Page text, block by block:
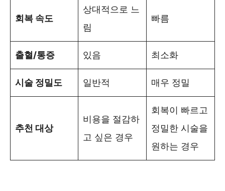
회복 속도
상대적으로 느
림
빠름
출혈/통증 있음 최소화
시술 정밀도 일반적 매우 정밀
추천 대상
비용을 절감하
고 싶은 경우
회복이 빠르고
정밀한 시술을
원하는 경우